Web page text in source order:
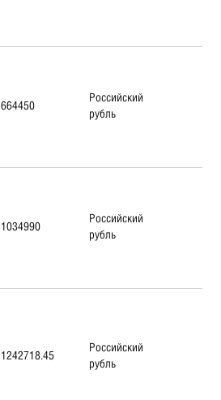
664450
Российский
рубль
1034990
Российский
рубль
1242718.45
Российский
рубль